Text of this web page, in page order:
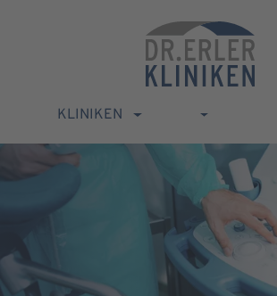
KLINIKEN